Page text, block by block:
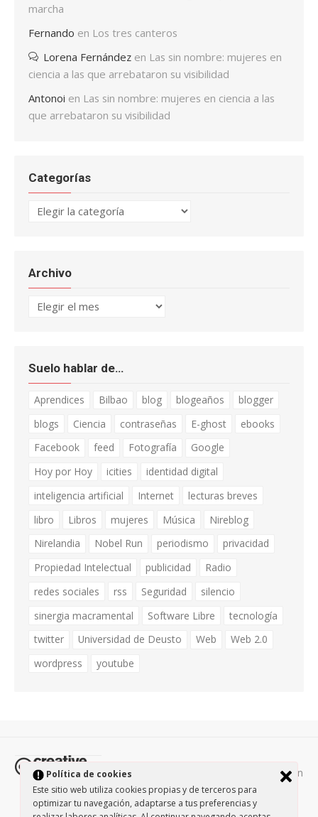
Política de cookies
Este sitio web utiliza cookies propias y de terceros para
optimizar tu navegación, adaptarse a tus preferencias y
marcha
Fernando en Los tres canteros
Lorena Fernández en Las sin nombre: mujeres en
ciencia a las que arrebataron su visibilidad
Antonoi en Las sin nombre: mujeres en ciencia a las
que arrebataron su visibilidad
Categorías
Categorías
Archivo
Archivo
Suelo hablar de…
Aprendices Bilbao blog blogeaños
blogger
blogs
Ciencia contraseñas E-ghost
ebooks
Facebook
feed Fotografía
Google
Hoy por Hoy
icities
identidad digital
inteligencia artificial
Internet
lecturas breves
libro
Libros mujeres Música
Nireblog
Nirelandia
Nobel Run periodismo
privacidad
Propiedad Intelectual
publicidad
Radio
redes sociales
rss Seguridad
silencio
sinergia macramental
Software Libre
tecnología
twitter
Universidad de Deusto Web
Web 2.0
wordpress
youtube
Todos los contenidos de esta página están
protegidos por la licencia Creative Commons Attribution-
NonCommercial-ShareAlike 3.0. / Política de privacidad